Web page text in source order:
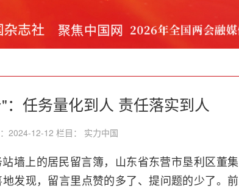
经济发展最强音
：任务量化到人 责任落实到人
2024-12-12 栏目： 实力中国
墙上的居民留言簿，山东省东营市垦利区董集
发现，留言里点赞的多了、提问题的少了。前